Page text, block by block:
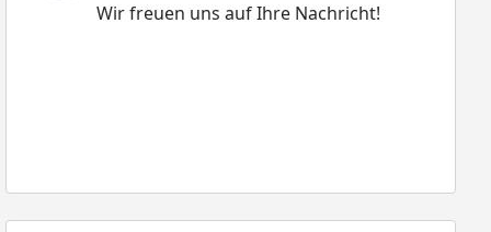
Wir freuen uns auf Ihre Nachricht!